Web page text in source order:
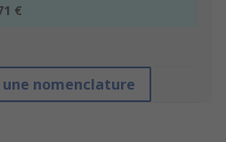
€
nomenclature